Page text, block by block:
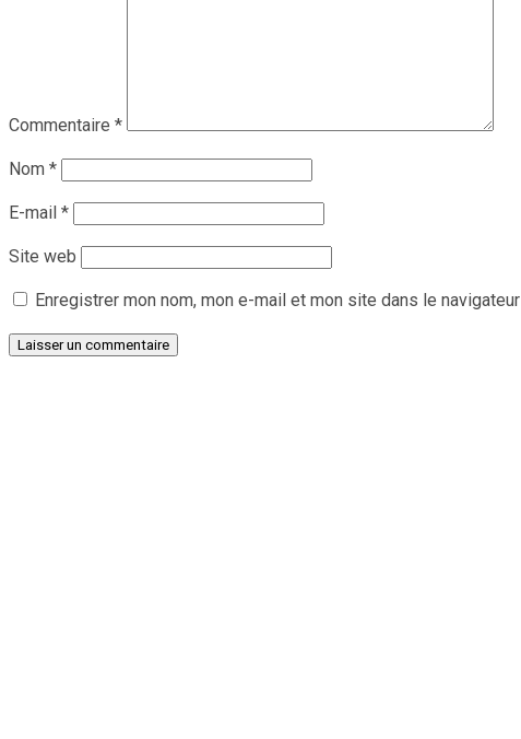
Commentaire *
Nom *
E-mail *
Site web
Enregistrer mon nom, mon e-mail et mon site dans le